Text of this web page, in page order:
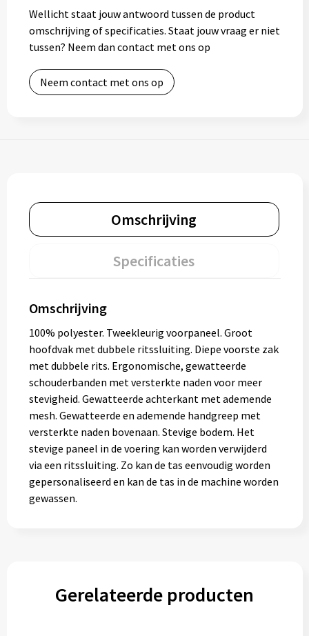
Wellicht staat jouw antwoord tussen de product
omschrijving of specificaties. Staat jouw vraag er niet
tussen? Neem dan contact met ons op
Neem contact met ons op
Omschrijving
Specificaties
Omschrijving
100% polyester. Tweekleurig voorpaneel. Groot
hoofdvak met dubbele ritssluiting. Diepe voorste zak
met dubbele rits. Ergonomische, gewatteerde
schouderbanden met versterkte naden voor meer
stevigheid. Gewatteerde achterkant met ademende
mesh. Gewatteerde en ademende handgreep met
versterkte naden bovenaan. Stevige bodem. Het
stevige paneel in de voering kan worden verwijderd
via een ritssluiting. Zo kan de tas eenvoudig worden
gepersonaliseerd en kan de tas in de machine worden
gewassen.
Gerelateerde producten